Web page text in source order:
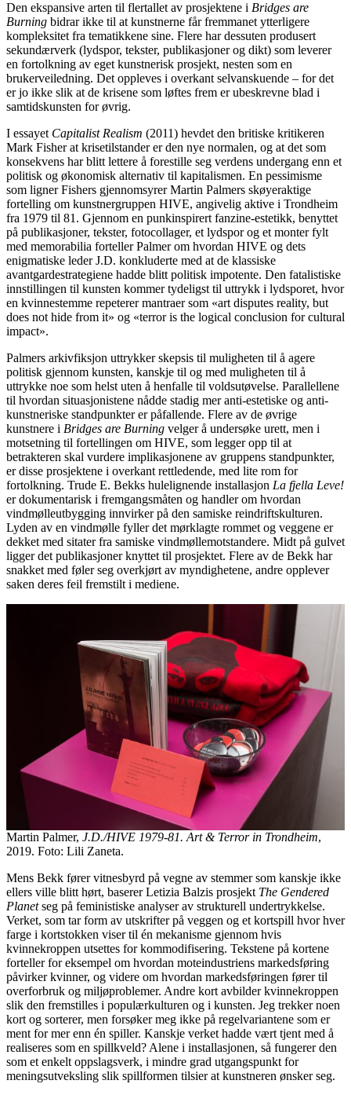
Den ekspansive arten til flertallet av prosjektene i Bridges are
Burning bidrar ikke til at kunstnerne får fremmanet ytterligere
kompleksitet fra tematikkene sine. Flere har dessuten produsert
sekundærverk (lydspor, tekster, publikasjoner og dikt) som leverer
en fortolkning av eget kunstnerisk prosjekt, nesten som en
brukerveiledning. Det oppleves i overkant selvanskuende – for det
er jo ikke slik at de krisene som løftes frem er ubeskrevne blad i
samtidskunsten for øvrig.
I essayet Capitalist Realism (2011) hevdet den britiske kritikeren
Mark Fisher at krisetilstander er den nye normalen, og at det som
konsekvens har blitt lettere å forestille seg verdens undergang enn et
politisk og økonomisk alternativ til kapitalismen. En pessimisme
som ligner Fishers gjennomsyrer Martin Palmers skøyeraktige
fortelling om kunstnergruppen HIVE, angivelig aktive i Trondheim
fra 1979 til 81. Gjennom en punkinspirert fanzine-estetikk, benyttet
på publikasjoner, tekster, fotocollager, et lydspor og et monter fylt
med memorabilia forteller Palmer om hvordan HIVE og dets
enigmatiske leder J.D. konkluderte med at de klassiske
avantgardestrategiene hadde blitt politisk impotente. Den fatalistiske
innstillingen til kunsten kommer tydeligst til uttrykk i lydsporet, hvor
en kvinnestemme repeterer mantraer som «art disputes reality, but
does not hide from it» og «terror is the logical conclusion for cultural
impact».
Palmers arkivfiksjon uttrykker skepsis til muligheten til å agere
politisk gjennom kunsten, kanskje til og med muligheten til å
uttrykke noe som helst uten å henfalle til voldsutøvelse. Parallellene
til hvordan situasjonistene nådde stadig mer anti-estetiske og anti-
kunstneriske standpunkter er påfallende. Flere av de øvrige
kunstnere i Bridges are Burning velger å undersøke urett, men i
motsetning til fortellingen om HIVE, som legger opp til at
betrakteren skal vurdere implikasjonene av gruppens standpunkter,
er disse prosjektene i overkant rettledende, med lite rom for
fortolkning. Trude E. Bekks hulelignende installasjon La fjella Leve!
er dokumentarisk i fremgangsmåten og handler om hvordan
vindmølleutbygging innvirker på den samiske reindriftskulturen.
Lyden av en vindmølle fyller det mørklagte rommet og veggene er
dekket med sitater fra samiske vindmøllemotstandere. Midt på gulvet
ligger det publikasjoner knyttet til prosjektet. Flere av de Bekk har
snakket med føler seg overkjørt av myndighetene, andre opplever
saken deres feil fremstilt i mediene.
Martin Palmer, J.D./HIVE 1979-81. Art & Terror in Trondheim,
2019. Foto: Lili Zaneta.
Mens Bekk fører vitnesbyrd på vegne av stemmer som kanskje ikke
ellers ville blitt hørt, baserer Letizia Balzis prosjekt The Gendered
Planetseg på feministiske analyser av strukturell undertrykkelse.
Verket, som tar form av utskrifter på veggen og et kortspill hvor hver
farge i kortstokken viser til én mekanisme gjennom hvis
kvinnekroppen utsettes for kommodifisering. Tekstene på kortene
forteller for eksempel om hvordan moteindustriens markedsføring
påvirker kvinner, og videre om hvordan markedsføringen fører til
overforbruk og miljøproblemer. Andre kort avbilder kvinnekroppen
slik den fremstilles i populærkulturen og i kunsten. Jeg trekker noen
kort og sorterer, men forsøker meg ikke på regelvariantene som er
ment for mer enn én spiller. Kanskje verket hadde vært tjent med å
realiseres som en spillkveld? Alene i installasjonen, så fungerer den
som et enkelt oppslagsverk, i mindre grad utgangspunkt for
meningsutveksling slik spillformen tilsier at kunstneren ønsker seg.